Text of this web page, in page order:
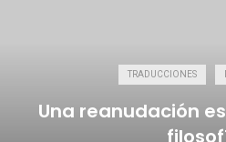
TRADUCCIONES
Una reanudación